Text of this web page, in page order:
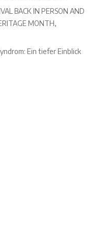
BACK IN PERSON AND
MONTH,
Ein tiefer Einblick